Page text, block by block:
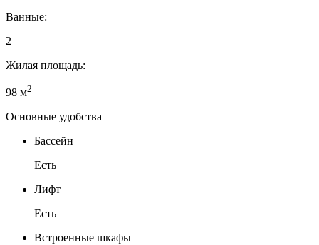
Ванные:
2
Жилая площадь:
98 м2
Основные удобства
Бассейн
Есть
Лифт
Есть
Встроенные шкафы